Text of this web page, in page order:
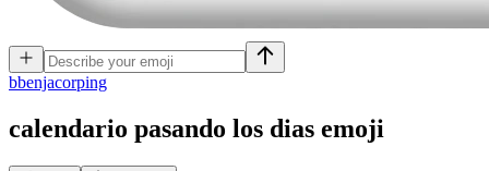
bbenjacorping
calendario pasando los dias emoji